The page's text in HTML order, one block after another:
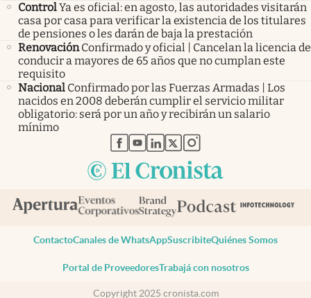
ControlYa es oficial: en agosto, las autoridades visitarán
casa por casa para verificar la existencia de los titulares
de pensiones o les darán de baja la prestación
Renovación Confirmado y oficial | Cancelan la licencia de
conducir a mayores de 65 años que no cumplan este
requisito
Nacional Confirmado por las Fuerzas Armadas | Los
nacidos en 2008 deberán cumplir el servicio militar
obligatorio: será por un año y recibirán un salario
mínimo
abre en nueva pestaña
abre en nueva pestaña
abre en nueva pestaña
abre en nueva pestaña
abre en nueva pestaña
ContactoCanales de WhatsAppSuscribiteQuiénes Somos
Portal de ProveedoresTrabajá con nosotros
Copyright 2025 cronista.com